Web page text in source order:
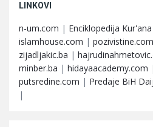
LINKOVI
n-um.com | Enciklopedija Kur'ana
islamhouse.com | pozivistine.com
zijadljakic.ba |
minber.ba | hidayaacademy.com |
putsredine.com | Predaje BiH
|